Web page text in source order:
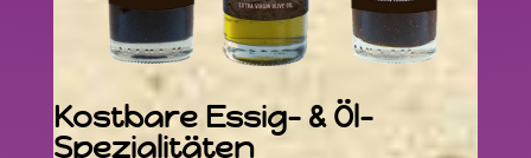
Kostbare Essig- & Öl-
Spezialitäten